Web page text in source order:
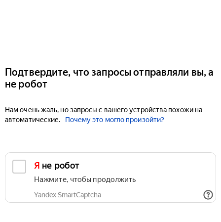
Подтвердите, что запросы отправляли вы, а
не робот
Нам очень жаль, но запросы с вашего устройства похожи на
автоматические.
Почему это могло произойти?
Я не робот
Нажмите, чтобы продолжить
Yandex SmartCaptcha